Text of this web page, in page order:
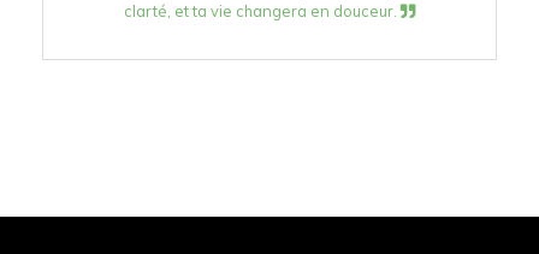
clarté, et ta vie changera en douceur.